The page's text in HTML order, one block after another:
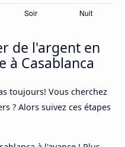
de l'argent en
à Casablanca
toujours! Vous cherchez
? Alors suivez ces étapes